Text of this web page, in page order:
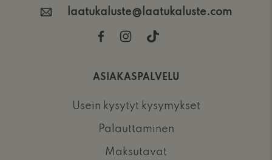
laatukaluste@laatukaluste.com
ASIAKASPALVELU
Usein kysytyt kysymykset
Palauttaminen
Maksutavat